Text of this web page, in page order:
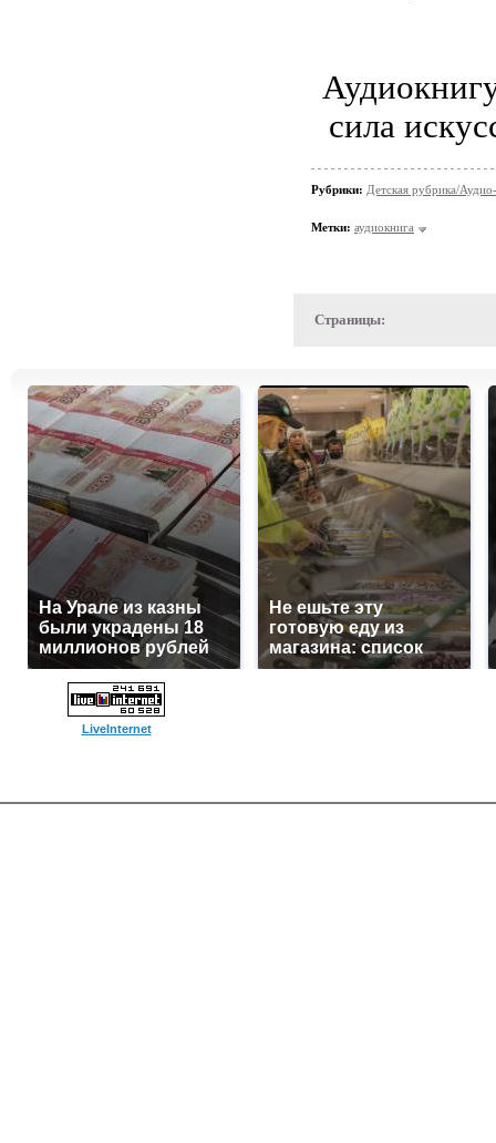
сила
Рубрики: Детская рубрика/
Метки: аудиокнига
Страницы:
На Урале из казны
были украдены 18
миллионов рублей
Не ешьте эту
готовую еду из
магазина: список
LiveInternet